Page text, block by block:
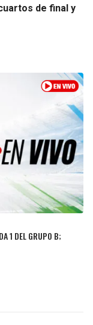
de final y
1 DEL GRUPO B;